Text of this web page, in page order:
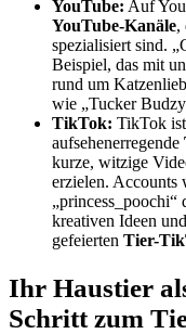
YouTube: Auf
YouTube-Kanäle,
spezialisiert sind.
Beispiel, das mit
rund um
wie „Tucker
TikTok: TikTok
aufsehenerregende
kurze, witzige
erzielen. Accounts
kreativen Ideen
gefeierten Tier-
Ihr Haustier
Schritt zum